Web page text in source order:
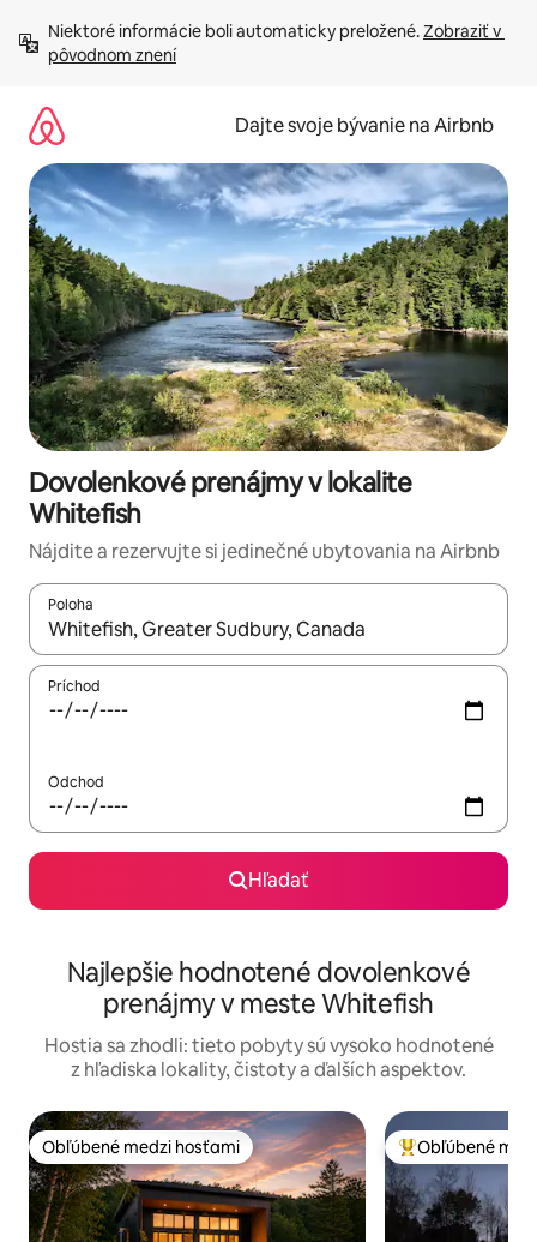
obsah.
Niektoré informácie boli automaticky preložené. Zobraziť v
pôvodnom znení
Dajte svoje bývanie na Airbnb
Dovolenkové prenájmy v lokalite
Whitefish
Nájdite a rezervujte si jedinečné ubytovania na Airbnb
Poloha
Keď budú výsledky k dispozícii, môžete si ich prechádzať
Príchod
Odchod
Hľadať
Najlepšie hodnotené dovolenkové
prenájmy v meste Whitefish
Hostia sa zhodli: tieto pobyty sú vysoko hodnotené
z hľadiska lokality, čistoty a ďalších aspektov.
Obľúbené medzi hosťami
Obľúbené medzi hosťami Najobľúbenejšie
Obľúbené